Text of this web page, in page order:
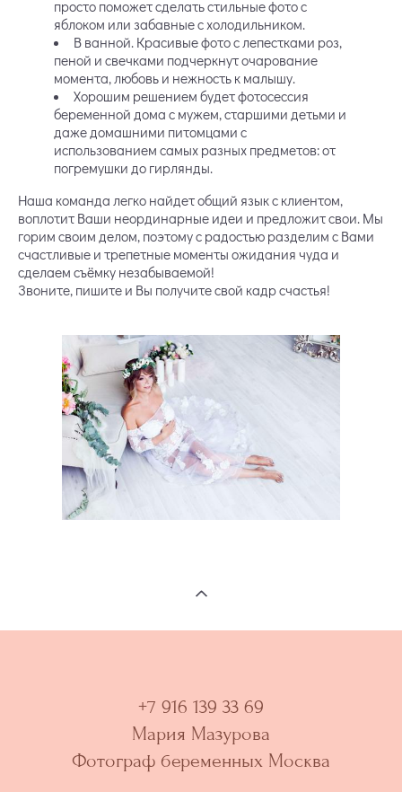
просто поможет сделать стильные фото с
яблоком или забавные с холодильником.
В ванной. Красивые фото с лепестками роз,
пеной и свечками подчеркнут очарование
момента, любовь и нежность к малышу.
Хорошим решением будет фотосессия
беременной дома с мужем, старшими детьми и
даже домашними питомцами с
использованием самых разных предметов: от
погремушки до гирлянды.
Наша команда легко найдет общий язык с клиентом,
воплотит Ваши неординарные идеи и предложит свои. Мы
горим своим делом, поэтому с радостью разделим с Вами
счастливые и трепетные моменты ожидания чуда и
сделаем съёмку незабываемой!
Звоните, пишите и Вы получите свой кадр счастья!
+7 916 139 33 69
Мария Мазурова
Фотограф беременных Москва